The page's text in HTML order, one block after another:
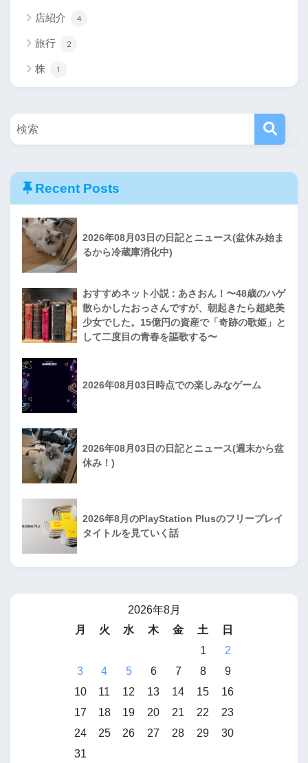
店紹介 4
旅行 2
株 1
Recent Posts
2026年08月03日の日記とニュース(盆休み始ま
るから冷蔵庫消化中)
おすすめネット小説 : あさおん！〜48歳のハゲ
散らかしたおっさんですが、朝起きたら超絶美
少女でした。15億円の資産で「奇跡の歌姫」と
して二度目の青春を謳歌する〜
2026年08月03日時点での楽しみなゲーム
2026年08月03日の日記とニュース(週末から盆
休み！)
2026年8月のPlayStation Plusのフリープレイ
タイトルを見ていく話
2026年8月
月
火 水 木 金 土
日
1
2
3
4 5 6 7 8
9
10
11 12 13 14 15
16
17
18 19 20 21 22
23
24
25 26 27 28 29
30
31